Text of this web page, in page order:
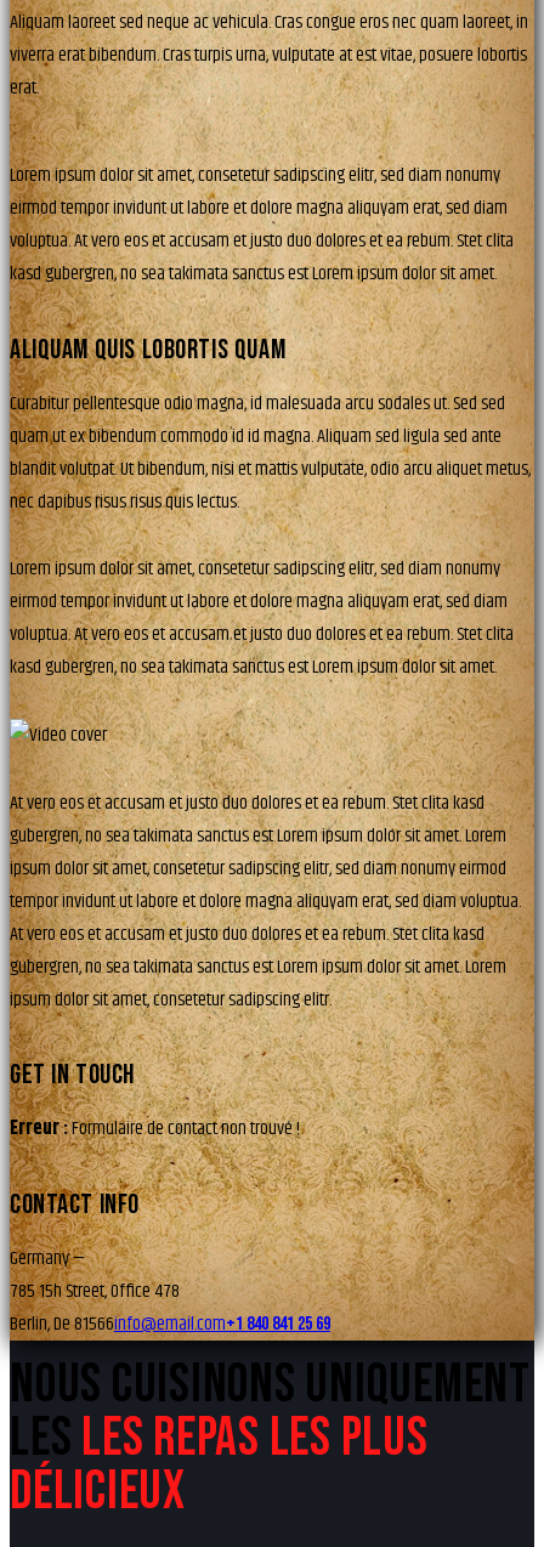
Aliquam laoreet sed neque ac vehicula. Cras congue eros nec quam laoreet, in
viverra erat bibendum. Cras turpis urna, vulputate at est vitae, posuere lobortis
erat.
Lorem ipsum dolor sit amet, consetetur sadipscing elitr, sed diam nonumy
eirmod tempor invidunt ut labore et dolore magna aliquyam erat, sed diam
voluptua. At vero eos et accusam et justo duo dolores et ea rebum. Stet clita
kasd gubergren, no sea takimata sanctus est Lorem ipsum dolor sit amet.
ALIQUAM QUIS LOBORTIS QUAM
Curabitur pellentesque odio magna, id malesuada arcu sodales ut. Sed sed
quam ut ex bibendum commodo id id magna. Aliquam sed ligula sed ante
blandit volutpat. Ut bibendum, nisi et mattis vulputate, odio arcu aliquet metus,
nec dapibus risus risus quis lectus.
Lorem ipsum dolor sit amet, consetetur sadipscing elitr, sed diam nonumy
eirmod tempor invidunt ut labore et dolore magna aliquyam erat, sed diam
voluptua. At vero eos et accusam et justo duo dolores et ea rebum. Stet clita
kasd gubergren, no sea takimata sanctus est Lorem ipsum dolor sit amet.
At vero eos et accusam et justo duo dolores et ea rebum. Stet clita kasd
gubergren, no sea takimata sanctus est Lorem ipsum dolor sit amet. Lorem
ipsum dolor sit amet, consetetur sadipscing elitr, sed diam nonumy eirmod
tempor invidunt ut labore et dolore magna aliquyam erat, sed diam voluptua.
At vero eos et accusam et justo duo dolores et ea rebum. Stet clita kasd
gubergren, no sea takimata sanctus est Lorem ipsum dolor sit amet. Lorem
ipsum dolor sit amet, consetetur sadipscing elitr.
GET IN TOUCH
Erreur :Formulaire de contact non trouvé !
CONTACT INFO
Germany —
785 15h Street, Office 478
Berlin, De 81566info@email.com+1 840 841 25 69
NOUS CUISINONS UNIQUEMENT
LES LES REPAS LES PLUS
DÉLICIEUX